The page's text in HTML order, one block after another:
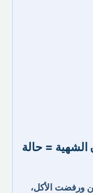
الشهية = حالة
ورفضت الأكل،